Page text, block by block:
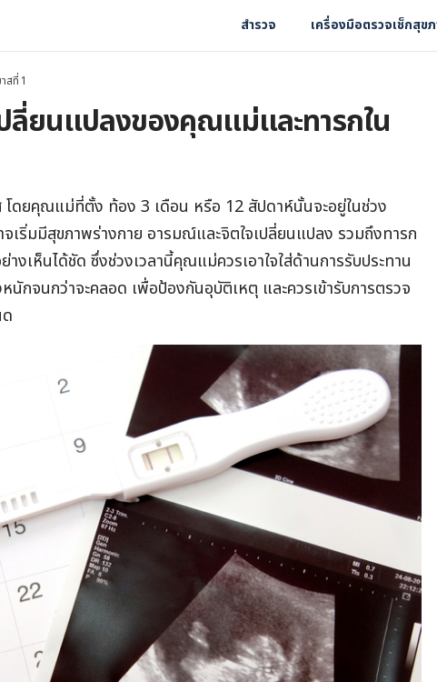
สำรวจ เครื่องมือตรวจเช็กสุข
สที่ 1
ลี่ยนแปลงของคุณแม่และทารกใน
ดยคุณแม่ที่ตั้ง ท้อง 3 เดือน หรือ 12 สัปดาห์นั้นจะอยู่ในช่วง
เริ่มมีสุขภาพร่างกาย อารมณ์และจิตใจเปลี่ยนแปลง รวมถึงทารก
งเห็นได้ชัด ซึ่งช่วงเวลานี้คุณแม่ควรเอาใจใส่ด้านการรับประทาน
นักจนกว่าจะคลอด เพื่อป้องกันอุบัติเหตุ และควรเข้ารับการตรวจ